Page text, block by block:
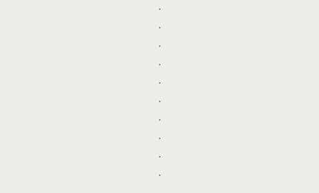
.
.
.
.
.
.
.
.
.
.